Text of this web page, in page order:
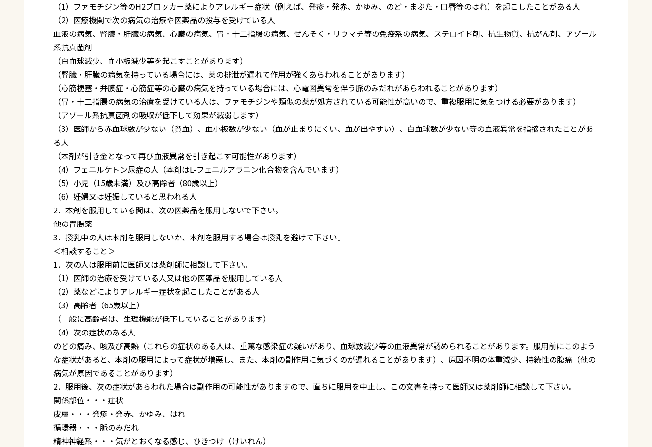
（1）ファモチジン等のH2ブロッカー薬によりアレルギー症状（例えば、発疹・発赤、かゆみ、のど・まぶた・口唇等のはれ）を起こしたことがある人
（2）医療機関で次の病気の治療や医薬品の投与を受けている人
血液の病気、腎臓・肝臓の病気、心臓の病気、胃・十二指腸の病気、ぜんそく・リウマチ等の免疫系の病気、ステロイド剤、抗生物質、抗がん剤、アゾール
系抗真菌剤
（白血球減少、血小板減少等を起こすことがあります）
（腎臓・肝臓の病気を持っている場合には、薬の排泄が遅れて作用が強くあらわれることがあります）
（心筋梗塞・弁膜症・心筋症等の心臓の病気を持っている場合には、心電図異常を伴う脈のみだれがあらわれることがあります）
（胃・十二指腸の病気の治療を受けている人は、ファモチジンや類似の薬が処方されている可能性が高いので、重複服用に気をつける必要があります）
（アゾール系抗真菌剤の吸収が低下して効果が減弱します）
（3）医師から赤血球数が少ない（貧血）、血小板数が少ない（血が止まりにくい、血が出やすい）、白血球数が少ない等の血液異常を指摘されたことがあ
る人
（本剤が引き金となって再び血液異常を引き起こす可能性があります）
（4）フェニルケトン尿症の人（本剤はL-フェニルアラニン化合物を含んでいます）
（5）小児（15歳未満）及び高齢者（80歳以上）
（6）妊婦又は妊娠していると思われる人
2．本剤を服用している間は、次の医薬品を服用しないで下さい。
他の胃腸薬
3．授乳中の人は本剤を服用しないか、本剤を服用する場合は授乳を避けて下さい。
＜相談すること＞
1．次の人は服用前に医師又は薬剤師に相談して下さい。
（1）医師の治療を受けている人又は他の医薬品を服用している人
（2）薬などによりアレルギー症状を起こしたことがある人
（3）高齢者（65歳以上）
（一般に高齢者は、生理機能が低下していることがあります）
（4）次の症状のある人
のどの痛み、咳及び高熱（これらの症状のある人は、重篤な感染症の疑いがあり、血球数減少等の血液異常が認められることがあります。服用前にこのよう
な症状があると、本剤の服用によって症状が増悪し、また、本剤の副作用に気づくのが遅れることがあります）、原因不明の体重減少、持続性の腹痛（他の
病気が原因であることがあります）
2．服用後、次の症状があらわれた場合は副作用の可能性がありますので、直ちに服用を中止し、この文書を持って医師又は薬剤師に相談して下さい。
関係部位・・・症状
皮膚・・・発疹・発赤、かゆみ、はれ
循環器・・・脈のみだれ
精神神経系・・・気がとおくなる感じ、ひきつけ（けいれん）